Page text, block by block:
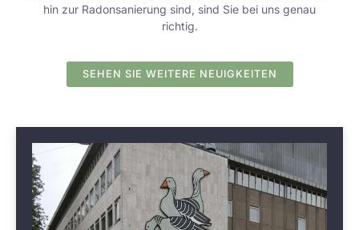
hin zur Radonsanierung sind, sind Sie bei uns genau
richtig.
SEHEN SIE WEITERE NEUIGKEITEN